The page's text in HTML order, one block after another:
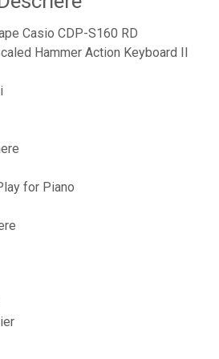
USB
Casio CDP-S160 RD
Hammer Action Keyboard II
for Piano